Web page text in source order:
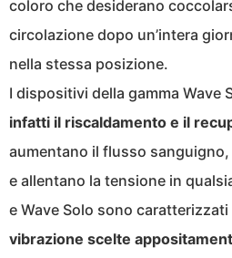
coloro che desiderano
circolazione dopo un’intera
nella stessa posizione.
I dispositivi della gamma Wave
infatti il riscaldamento e il
aumentano il flusso
e allentano la tensione in
e Wave Solo sono caratterizzati
vibrazione scelte